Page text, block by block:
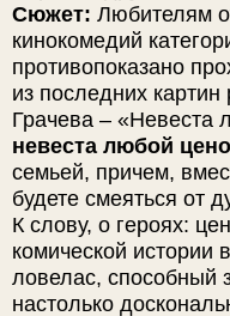
Сюжет: Любителям
кинокомедий
противопоказано
из последних
Грачева – «Невеста
невеста любой
семьей, причем,
будете смеяться от
К слову, о героях:
комической истории
ловелас, способный
настолько